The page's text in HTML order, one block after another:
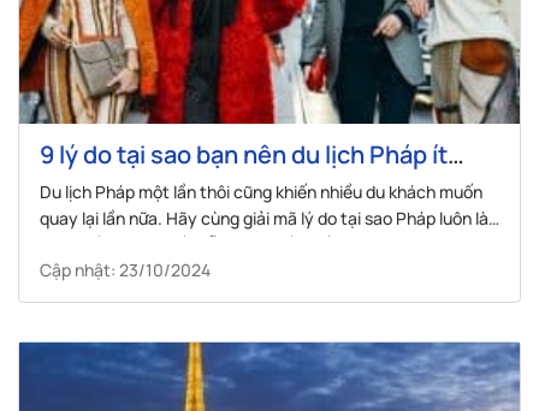
9 lý do tại sao bạn nên du lịch Pháp ít
nhất một lần trong đời
Du lịch Pháp một lần thôi cũng khiến nhiều du khách muốn
quay lại lần nữa. Hãy cùng giải mã lý do tại sao Pháp luôn là
điểm đến du lịch hấp dẫn bậc nhất thế giới nhé.
Cập nhật: 23/10/2024